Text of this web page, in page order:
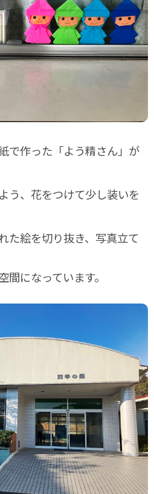
で作った「よう精さん」が
う、花をつけて少し装いを
た絵を切り抜き、写真立て
になっています。